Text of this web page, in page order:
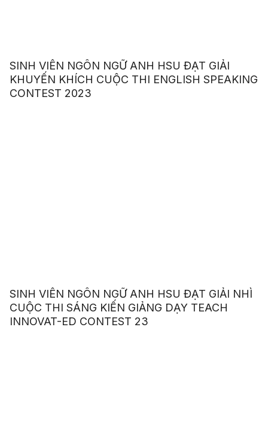
SINH VIÊN NGÔN NGỮ ANH HSU ĐẠT GIẢI
KHUYẾN KHÍCH CUỘC THI ENGLISH SPEAKING
CONTEST 2023
SINH VIÊN NGÔN NGỮ ANH HSU ĐẠT GIẢI NHÌ
CUỘC THI SÁNG KIẾN GIẢNG DẠY TEACH
INNOVAT-ED CONTEST 23